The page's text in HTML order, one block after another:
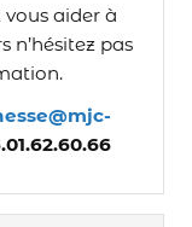
vous aider à
n’hésitez pas